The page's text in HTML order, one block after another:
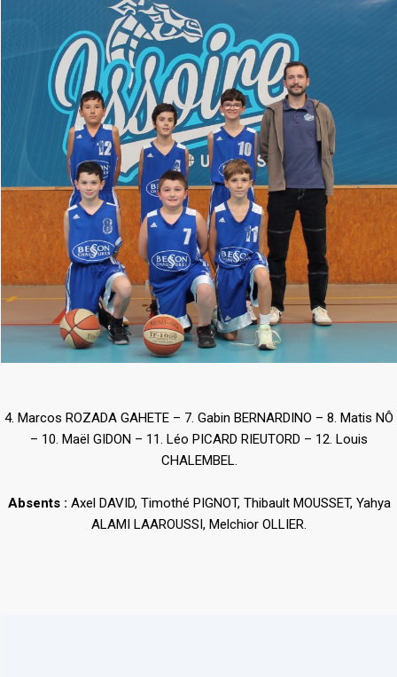
4. Marcos ROZADA GAHETE – 7. Gabin BERNARDINO – 8. Matis NÔ
– 10. Maël GIDON – 11. Léo PICARD RIEUTORD – 12. Louis
CHALEMBEL.
Absents : Axel DAVID, Timothé PIGNOT, Thibault MOUSSET, Yahya
ALAMI LAAROUSSI, Melchior OLLIER.